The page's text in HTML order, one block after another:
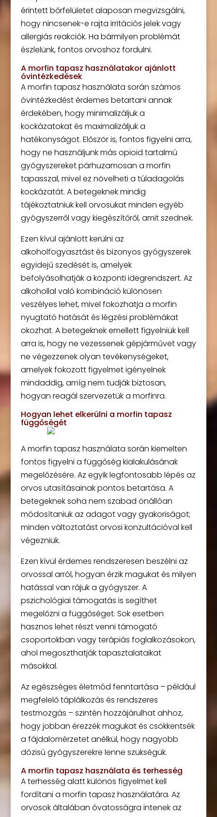
érintett bőrfelületet alaposan megvizsgálni,
hogy nincsenek-e rajta irritációs jelek vagy
allergiás reakciók. Ha bármilyen problémát
észlelünk, fontos orvoshoz fordulni.
A morfin tapasz használatakor ajánlott
óvintézkedések
A morfin tapasz használata során számos
óvintézkedést érdemes betartani annak
érdekében, hogy minimalizáljuk a
kockázatokat és maximalizáljuk a
hatékonyságot. Először is, fontos figyelni arra,
hogy ne használjunk más opioid tartalmú
gyógyszereket párhuzamosan a morfin
tapasszal, mivel ez növelheti a túladagolás
kockázatát. A betegeknek mindig
tájékoztatniuk kell orvosukat minden egyéb
gyógyszerről vagy kiegészítőről, amit szednek.
Ezen kívül ajánlott kerülni az
alkoholfogyasztást és bizonyos gyógyszerek
egyidejű szedését is, amelyek
befolyásolhatják a központi idegrendszert. Az
alkohollal való kombináció különösen
veszélyes lehet, mivel fokozhatja a morfin
nyugtató hatását és légzési problémákat
okozhat. A betegeknek emellett figyelniük kell
arra is, hogy ne vezessenek gépjárművet vagy
ne végezzenek olyan tevékenységeket,
amelyek fokozott figyelmet igényelnek
mindaddig, amíg nem tudják biztosan,
hogyan reagál szervezetük a morfinra.
Hogyan lehet elkerülni a morfin tapasz
függőségét
A morfin tapasz használata során kiemelten
fontos figyelni a függőség kialakulásának
megelőzésére. Az egyik legfontosabb lépés az
orvos utasításainak pontos betartása. A
betegeknek soha nem szabad önállóan
módosítaniuk az adagot vagy gyakoriságot;
minden változtatást orvosi konzultációval kell
végezniük.
Ezen kívül érdemes rendszeresen beszélni az
orvossal arról, hogyan érzik magukat és milyen
hatással van rájuk a gyógyszer. A
pszichológiai támogatás is segíthet
megelőzni a függőséget. Sok esetben
hasznos lehet részt venni támogató
csoportokban vagy terápiás foglalkozásokon,
ahol megoszthatják tapasztalataikat
másokkal.
Az egészséges életmód fenntartása – például
megfelelő táplálkozás és rendszeres
testmozgás – szintén hozzájárulhat ahhoz,
hogy jobban érezzék magukat és csökkentsék
a fájdalomérzetet anélkül, hogy nagyobb
dózisú gyógyszerekre lenne szükségük.
A morfin tapasz használata és terhesség
A terhesség alatt különös figyelmet kell
fordítani a morfin tapasz használatára. Az
orvosok általában óvatosságra intenek az